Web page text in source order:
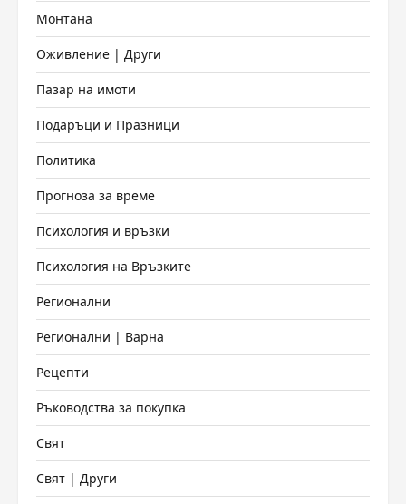
Монтана
Оживление | Други
Пазар на имоти
Подаръци и Празници
Политика
Прогноза за време
Психология и връзки
Психология на Връзките
Регионални
Регионални | Варна
Рецепти
Ръководства за покупка
Свят
Свят | Други